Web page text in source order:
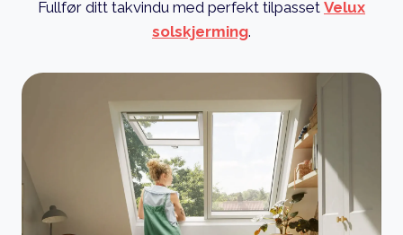
Fullfør ditt takvindu med perfekt tilpasset Velux
solskjerming.